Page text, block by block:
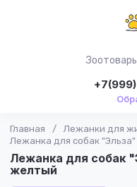
Главная / Лежанки для
Лежанка для собак
Лежанка для собак
желтый